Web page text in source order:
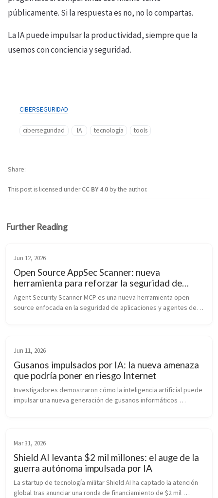
públicamente. Si la respuesta es no, no lo compartas.
La IA puede impulsar la productividad, siempre que la
usemos con conciencia y seguridad.
CIBERSEGURIDAD
ciberseguridad IA tecnología tools
This post is licensed underCC BY 4.0by the author.
Share
Further Reading
Jun 12, 2026
Open Source AppSec Scanner: nueva
herramienta para reforzar la seguridad de
aplicaciones impulsadas por IA
Agent Security Scanner MCP es una nueva herramienta open
source enfocada en la seguridad de aplicaciones y agentes de
Jun 11, 2026
Gusanos impulsados por IA: la nueva amenaza
que podría poner en riesgo Internet
Investigadores demostraron cómo la inteligencia artificial puede
impulsar una nueva generación de gusanos informáticos
Mar 31, 2026
Shield AI levanta $2 mil millones: el auge de la
guerra autónoma impulsada por IA
La startup de tecnología militar Shield AI ha captado la atención
global tras anunciar una ronda de financiamiento de $2 mil